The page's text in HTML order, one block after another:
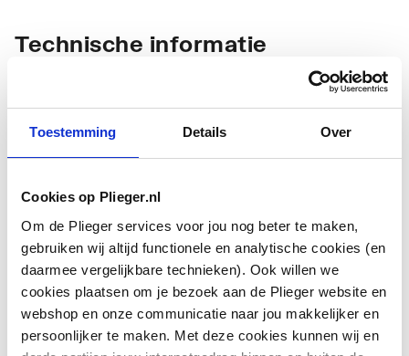
Toestemming Details Over
Cookies op Plieger.nl
Om de Plieger services voor jou nog beter te maken,
gebruiken wij altijd functionele en analytische cookies (en
daarmee vergelijkbare technieken). Ook willen we
cookies plaatsen om je bezoek aan de Plieger website en
webshop en onze communicatie naar jou makkelijker en
persoonlijker te maken. Met deze cookies kunnen wij en
Technische informatie
Lengte
Breedte 100
Hoogte 100
Kleur Zwart